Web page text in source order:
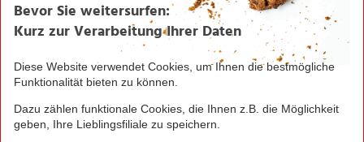
Seite drucken
Nach oben
Greifen Sie schnell zu! Alle angegebenen Preise in
Irrtümer durch Schreib-, Programmier- und
Datenübertragungsfehler sind vorbehalten.